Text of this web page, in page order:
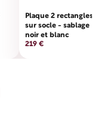
Plaque 2 rectangles
sur socle - sablage
noir et blanc
219 €